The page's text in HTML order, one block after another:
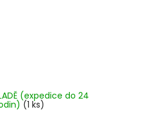
(expedice do 24
(1 ks)